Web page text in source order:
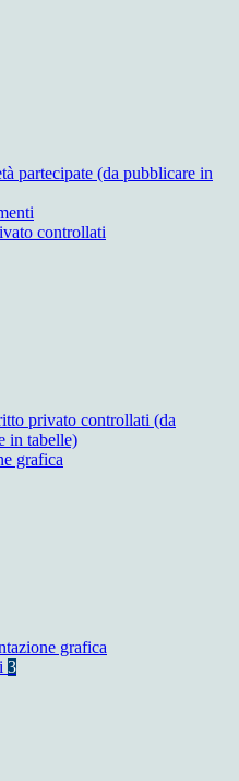
partecipate (da pubblicare in
controllati
privato controllati (da
in tabelle)
grafica
grafica
3